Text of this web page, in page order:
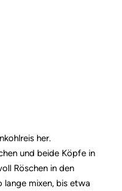
her.
und beide Köpfe in
Röschen in den
lange mixen, bis etwa